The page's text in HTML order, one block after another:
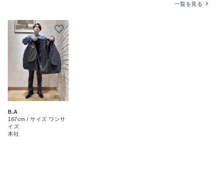
一覧を見る
B.A
167cm / サイズ ワンサ
イズ
本社